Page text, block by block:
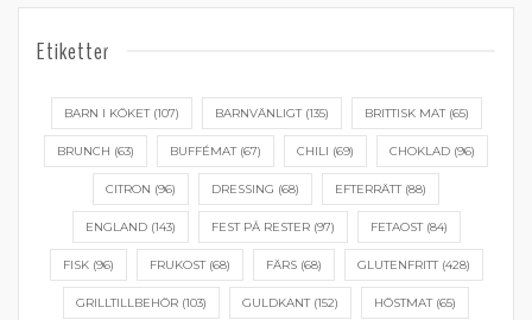
Etiketter
BARN I KÖKET(107) BARNVÄNLIGT(135) BRITTISK MAT(65)
BRUNCH (63) BUFFÉMAT(67) CHILI (69) CHOKLAD (96)
CITRON (96) DRESSING (68) EFTERRÄTT(88)
ENGLAND(143) FEST PÅ RESTER(97) FETAOST(84)
FISK(96) FRUKOST(68) FÄRS(68) GLUTENFRITT(428)
GRILLTILLBEHÖR (103) GULDKANT(152) HÖSTMAT(65)